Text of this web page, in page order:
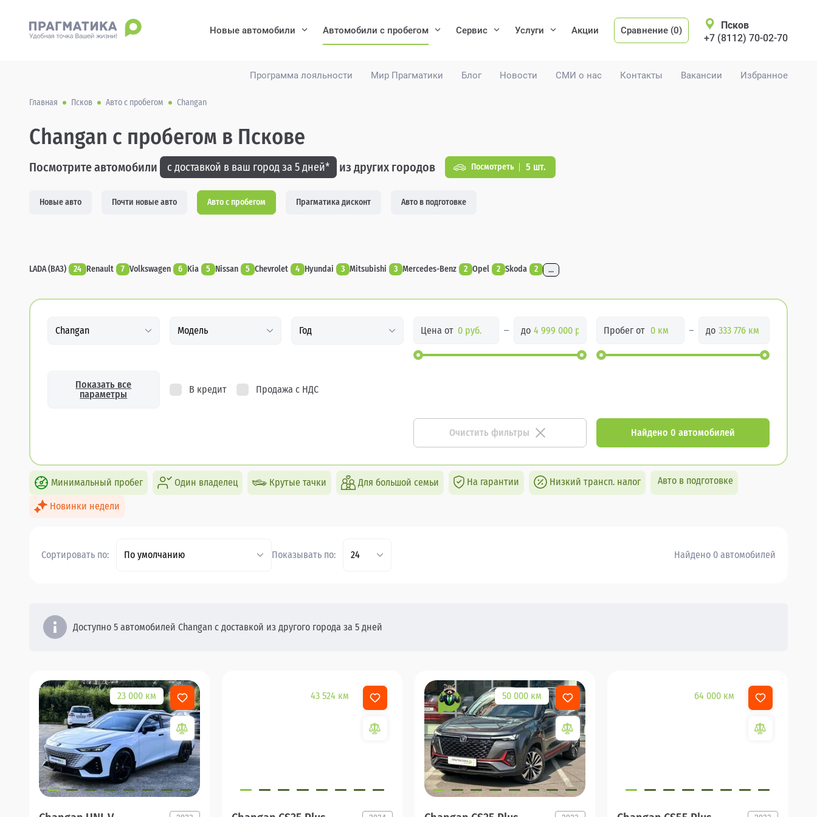
Программа лояльности Мир Прагматики Блог Новости СМИ о нас Контакты Вакансии Избранное
Новые автомобили Автомобили с пробегом Сервис Услуги Акции Сравнение (0)
Псков
+7 (8112) 70-02-70
Главная Псков Авто с пробегом Changan
Changan с пробегом в Пскове
Посмотрите автомобили с доставкой в ваш город за 5 дней* из других городов Посмотреть 5 шт.
Новые авто Почти новые авто Авто с пробегом Прагматика дисконт Авто в подготовке
LADA (ВАЗ) 24 Renault 7 Volkswagen 6 Kia 5 Nissan 5 Chevrolet 4 Hyundai 3 Mitsubishi 3 Mercedes-Benz 2 Opel 2 Skoda 2 ...
Changan Модель Год Цена от до Пробег от до
Показать все
параметры
В кредит Продажа с НДС
Очистить фильтры Найдено 0 автомобилей
Минимальный пробег Один владелец Крутые тачки Для большой семьи На гарантии Низкий трансп. налог Авто в подготовке
Новинки недели
Сортировать по: По умолчанию Показывать по: 24 Найдено 0 автомобилей
Доступно 5 автомобилей Changan с доставкой из другого города за 5 дней
23 000 км 43 524 км 50 000 км 64 000 км